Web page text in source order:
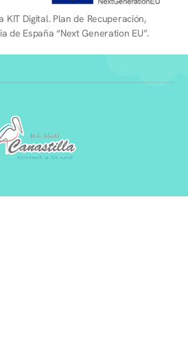
KIT Digital. Plan de Recuperación,
de España “Next Generation EU”.